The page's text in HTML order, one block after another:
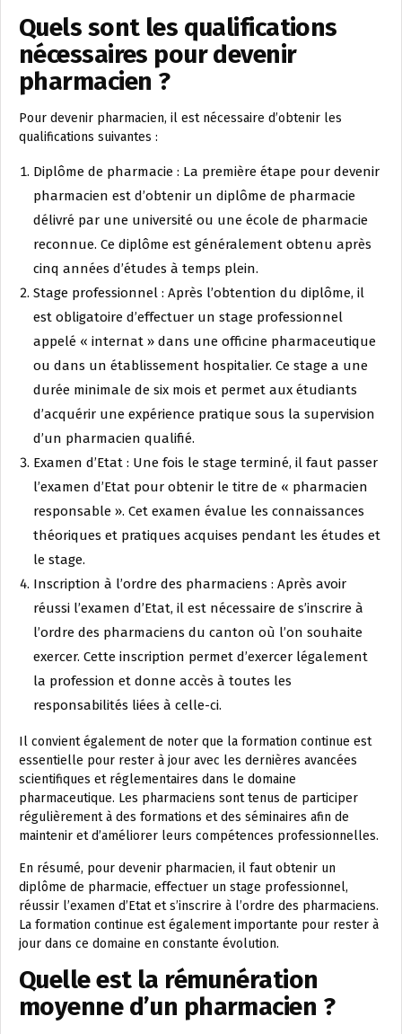
Quels sont les qualifications
nécessaires pour devenir
pharmacien ?
Pour devenir pharmacien, il est nécessaire d’obtenir les
qualifications suivantes :
Diplôme de pharmacie : La première étape pour devenir
pharmacien est d’obtenir un diplôme de pharmacie
délivré par une université ou une école de pharmacie
reconnue. Ce diplôme est généralement obtenu après
cinq années d’études à temps plein.
Stage professionnel : Après l’obtention du diplôme, il
est obligatoire d’effectuer un stage professionnel
appelé « internat » dans une officine pharmaceutique
ou dans un établissement hospitalier. Ce stage a une
durée minimale de six mois et permet aux étudiants
d’acquérir une expérience pratique sous la supervision
d’un pharmacien qualifié.
Examen d’Etat : Une fois le stage terminé, il faut passer
l’examen d’Etat pour obtenir le titre de « pharmacien
responsable ». Cet examen évalue les connaissances
théoriques et pratiques acquises pendant les études et
le stage.
Inscription à l’ordre des pharmaciens : Après avoir
réussi l’examen d’Etat, il est nécessaire de s’inscrire à
l’ordre des pharmaciens du canton où l’on souhaite
exercer. Cette inscription permet d’exercer légalement
la profession et donne accès à toutes les
responsabilités liées à celle-ci.
Il convient également de noter que la formation continue est
essentielle pour rester à jour avec les dernières avancées
scientifiques et réglementaires dans le domaine
pharmaceutique. Les pharmaciens sont tenus de participer
régulièrement à des formations et des séminaires afin de
maintenir et d’améliorer leurs compétences professionnelles.
En résumé, pour devenir pharmacien, il faut obtenir un
diplôme de pharmacie, effectuer un stage professionnel,
réussir l’examen d’Etat et s’inscrire à l’ordre des pharmaciens.
La formation continue est également importante pour rester à
jour dans ce domaine en constante évolution.
Quelle est la rémunération
moyenne d’un pharmacien ?